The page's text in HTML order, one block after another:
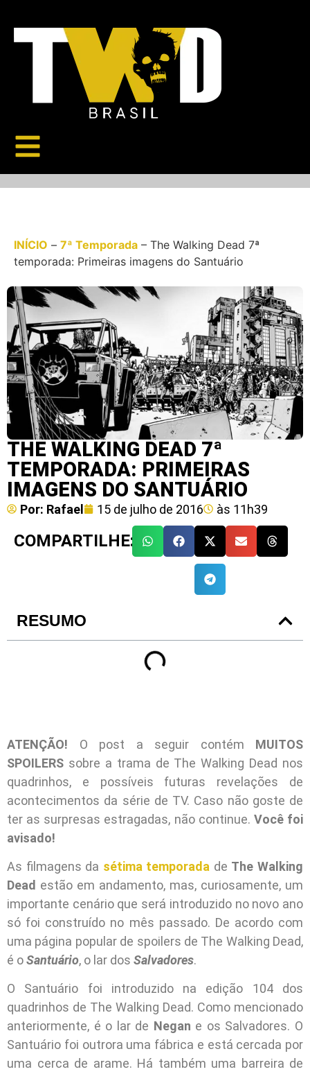
INÍCIO – 7ª Temporada – The Walking Dead 7ª
temporada: Primeiras imagens do Santuário
THE WALKING DEAD 7ª
TEMPORADA: PRIMEIRAS
IMAGENS DO SANTUÁRIO
Por: Rafael 15 de julho de 2016 às 11h39
COMPARTILHE:
RESUMO
ATENÇÃO! O post a seguir contém MUITOS
SPOILERS sobre a trama de The Walking Dead nos
quadrinhos, e possíveis futuras revelações de
acontecimentos da série de TV. Caso não goste de
ter as surpresas estragadas, não continue. Você foi
avisado!
As filmagens da sétima temporada de The Walking
Dead estão em andamento, mas, curiosamente, um
importante cenário que será introduzido no novo ano
só foi construído no mês passado. De acordo com
uma página popular de spoilers de The Walking Dead,
é oSantuário, o lar dos Salvadores.
O Santuário foi introduzido na edição 104 dos
quadrinhos de The Walking Dead. Como mencionado
anteriormente, é o lar de Negan e os Salvadores. O
Santuário foi outrora uma fábrica e está cercada por
uma cerca de arame. Há também uma barreira de